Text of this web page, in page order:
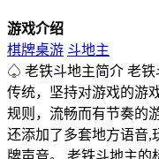
游戏介绍
棋牌桌游 斗地主
♤ 老铁斗地主简介 老铁
传统，坚持对游戏的游
规则，流畅而有节奏的
还添加了多套地方语音,
牌声音。 老铁斗地主的